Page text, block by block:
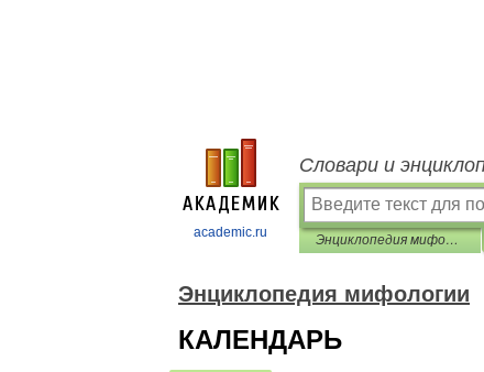
academic.ru
Словари и
Энциклопедия мифологии
Энциклопедия мифологии
КАЛЕНДАРЬ